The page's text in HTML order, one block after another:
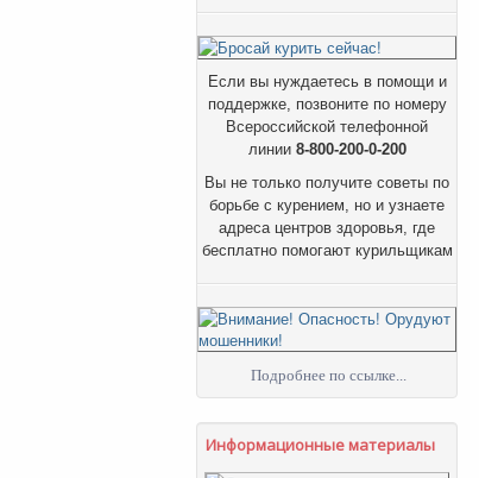
Если вы нуждаетесь в помощи и
поддержке, позвоните по номеру
Всероссийской телефонной
линии 8-800-200-0-200
Вы не только получите советы по
борьбе с курением, но и узнаете
адреса центров здоровья, где
бесплатно помогают курильщикам
Подробнее по ссылке...
Информационные материалы